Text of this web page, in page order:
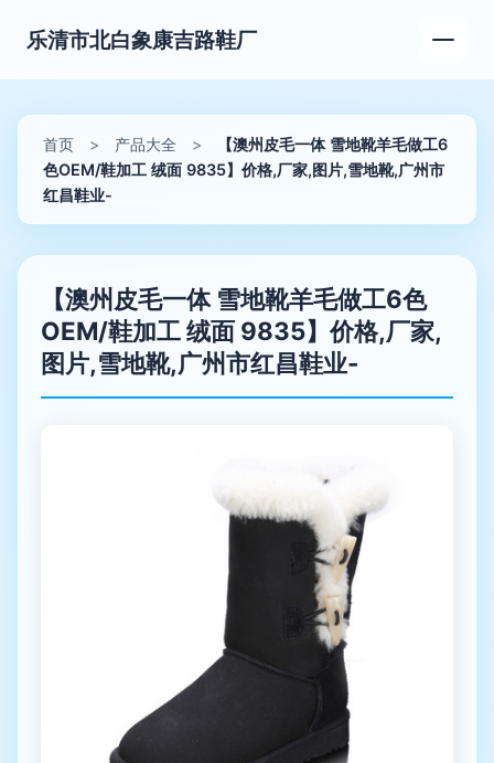
乐清市北白象康吉路鞋厂
首页 > 产品大全 >
【澳州皮毛一体 雪地靴羊毛做工6
色OEM/鞋加工 绒面 9835】价格,厂家,图片,雪地靴,广州市
红昌鞋业-
【澳州皮毛一体 雪地靴羊毛做工6色
OEM/鞋加工 绒面 9835】价格,厂家,
图片,雪地靴,广州市红昌鞋业-